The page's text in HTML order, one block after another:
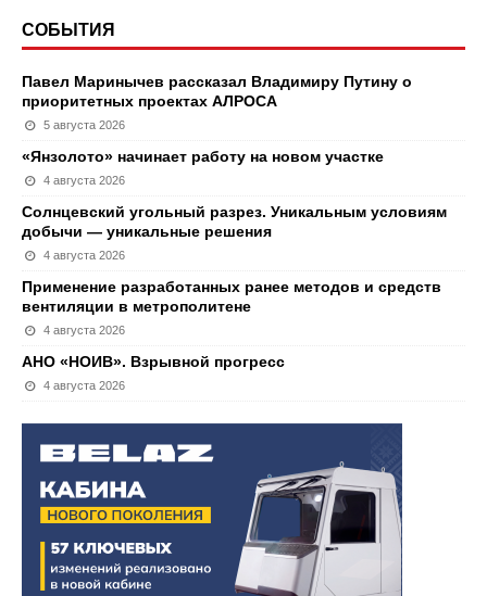
СОБЫТИЯ
Павел Маринычев рассказал Владимиру Путину о
приоритетных проектах АЛРОСА
5 августа 2026
«Янзолото» начинает работу на новом участке
4 августа 2026
Солнцевский угольный разрез. Уникальным условиям
добычи — уникальные решения
4 августа 2026
Применение разработанных ранее методов и средств
вентиляции в метрополитене
4 августа 2026
АНО «НОИВ». Взрывной прогресс
4 августа 2026